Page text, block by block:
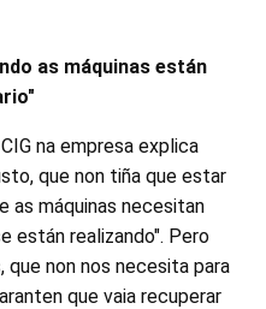
as máquinas están
na empresa explica
que non tiña que estar
as máquinas necesitan
están realizando". Pero
que non nos necesita para
que vaia recuperar